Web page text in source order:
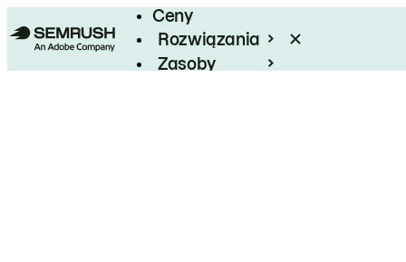
Ceny
Rozwiązania
Zasoby